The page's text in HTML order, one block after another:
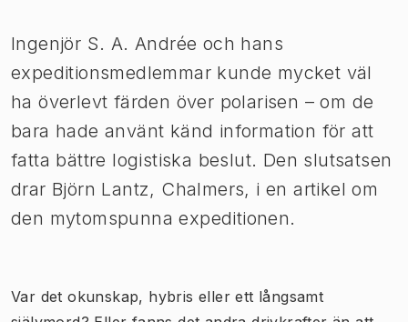
​Ingenjör S. A. Andrée och hans
expeditionsmedlemmar kunde mycket väl
ha överlevt färden över polarisen – om de
bara hade använt känd information för att
fatta bättre logistiska beslut. Den slutsatsen
drar Björn Lantz, Chalmers, i en artikel om
den mytomspunna expeditionen.
​Var det okunskap, hybris eller ett långsamt